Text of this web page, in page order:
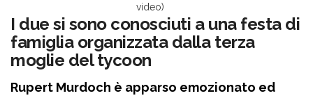
video)
I due si sono conosciuti a una festa di
famiglia organizzata dalla terza
moglie del tycoon
Rupert Murdoch è apparso emozionato ed